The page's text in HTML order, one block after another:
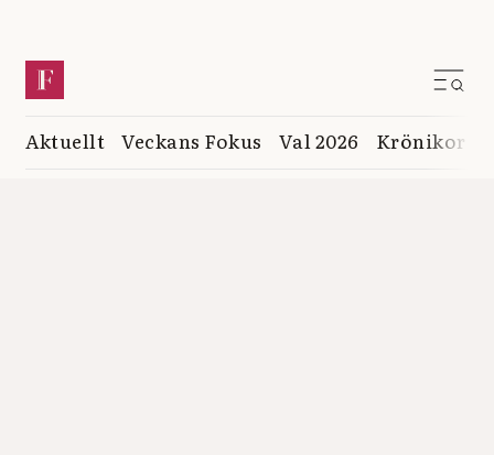
Aktuellt Veckans Fokus Val 2026 Krönikor